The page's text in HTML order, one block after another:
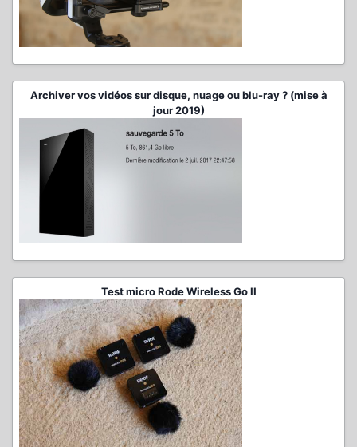
Archiver vos vidéos sur disque, nuage ou blu-ray ? (mise à
jour 2019)
Test micro Rode Wireless Go II